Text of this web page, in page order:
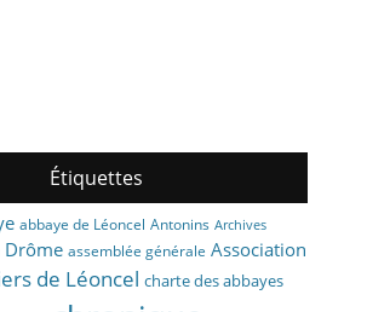
Étiquettes
abbaye de Léoncel Antonins Archives
Drôme assemblée générale Association
de Léoncel charte des abbayes